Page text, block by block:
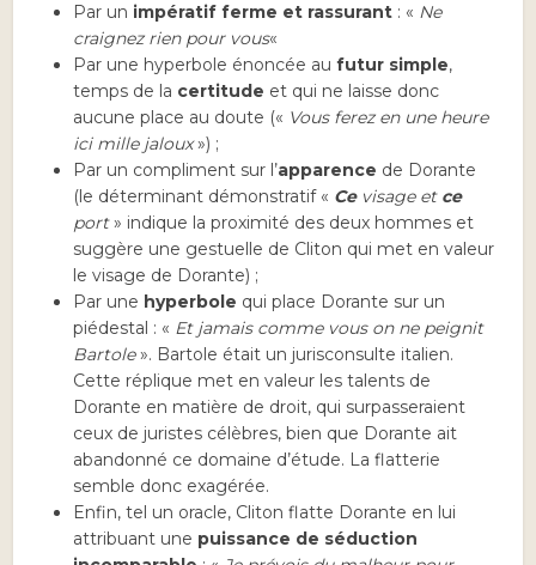
Par un impératif ferme et rassurant : « Ne
craignez rien pour vous«
Par une hyperbole énoncée aufutur simple,
temps de la certitude et qui ne laisse donc
aucune place au doute (« Vous ferez en une heure
ici mille jaloux») ;
Par un compliment sur l’apparence de Dorante
(le déterminant démonstratif « Ce visage etce
port» indique la proximité des deux hommes et
suggère une gestuelle de Cliton qui met en valeur
le visage de Dorante) ;
Par une hyperbole qui place Dorante sur un
piédestal : « Et jamais comme vous on ne peignit
Bartole». Bartole était un jurisconsulte italien.
Cette réplique met en valeur les talents de
Dorante en matière de droit, qui surpasseraient
ceux de juristes célèbres, bien que Dorante ait
abandonné ce domaine d’étude. La flatterie
semble donc exagérée.
Enfin, tel un oracle, Cliton flatte Dorante en lui
attribuant une puissance de séduction